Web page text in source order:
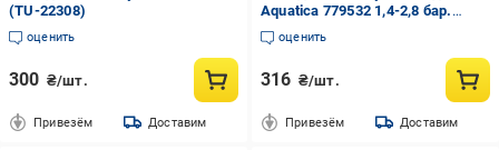
(TU-22308)
оценить
300 ₴/шт.
Привезём Доставим
Aquatica 779532 1,4-2,8 бар.
гайка (AKD4160)
оценить
316 ₴/шт.
Привезём Доставим